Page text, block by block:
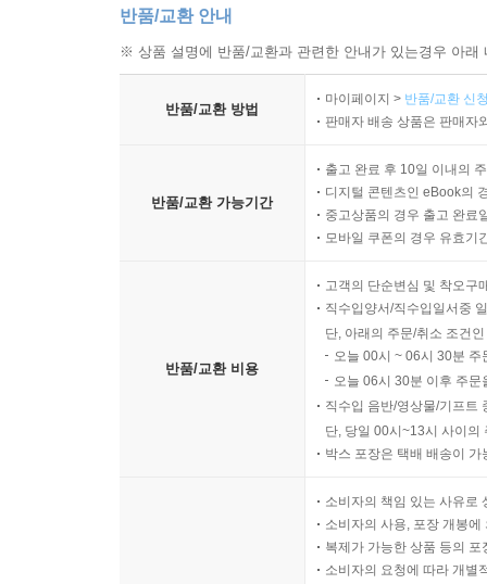
반품/교환 안내
※ 상품 설명에 반품/교환과 관련한 안내가 있는경우 아
반품/교환 방법
마이페이지 > 반품/교환 신
판매자 배송 상품은 판매자
반품/교환 가능기간
출고 완료 후 10일 이내의
디지털 콘텐츠인 eBook의
중고상품의 경우 출고 완료
모바일 쿠폰의 경우 유효기
반품/교환 비용
고객의 단순변심 및 착오구
직수입양서/직수입일서중
단, 아래의 주문/취소 조건
오늘 00시 ~ 06시 30분
오늘 06시 30분 이후 주
직수입 음반/영상물/기프트
단, 당일 00시~13시 사이의
박스 포장은 택배 배송이
소비자의 책임 있는 사유로
소비자의 사용, 포장 개봉
복제가 가능한 상품 등의
소비자의 요청에 따라 개별